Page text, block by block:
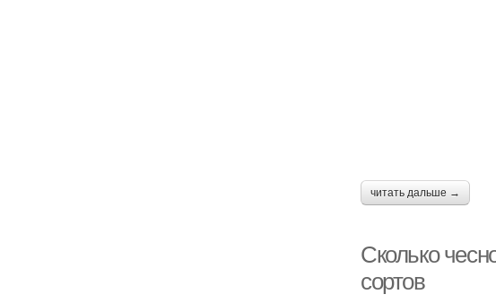
читать дальше →
Сколько
сортов